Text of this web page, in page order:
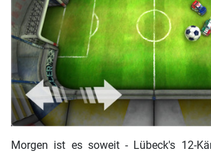
Morgen ist es soweit - Lübeck's 12-